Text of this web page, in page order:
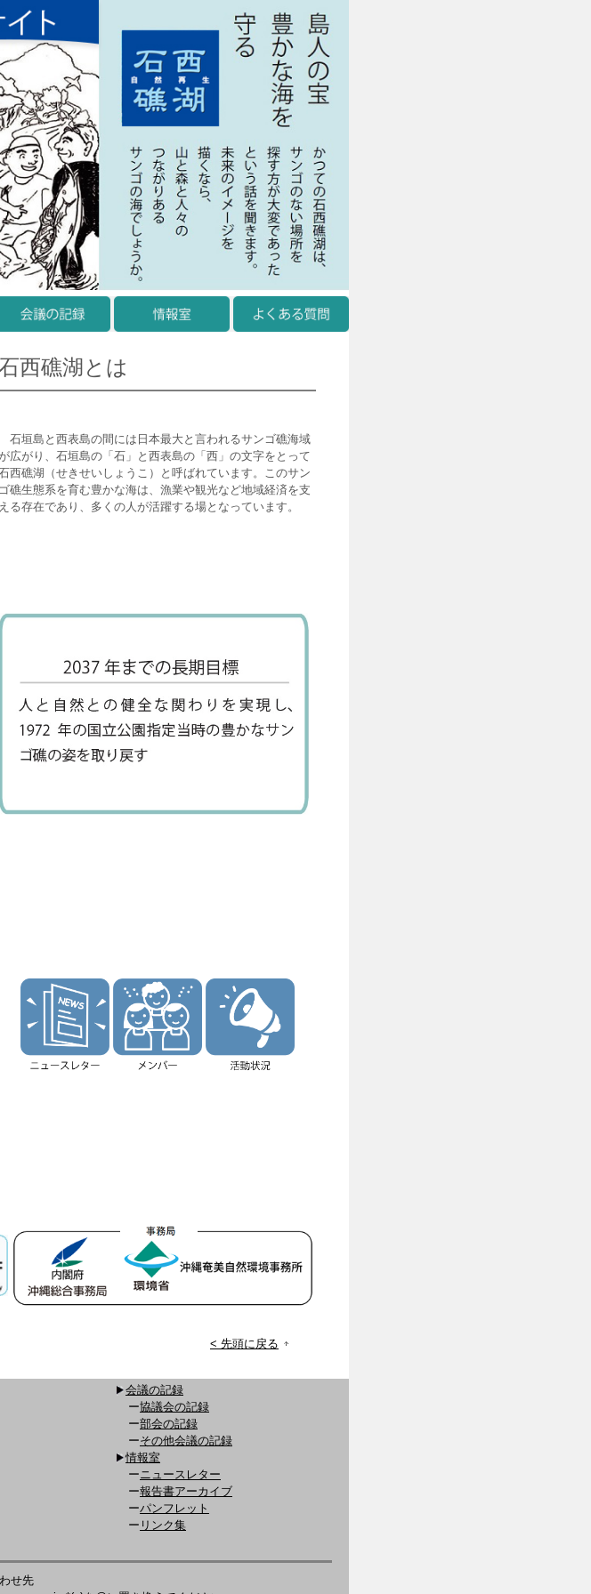
西礁湖とは
石垣島と西表島の間には日本最大と言われるサンゴ礁海域
が広がり、石垣島の「石」と西表島の「西」の文字をとって
西礁湖（せきせいしょうこ）と呼ばれています。このサン
ゴ礁生態系を育む豊かな海は、漁業や観光など地域経済を支
える存在であり、多くの人が活躍する場となっています。
< 先頭に戻る
会議の記録
ー協議会の記録
ー部会の記録
ーその他会議の記録
情報室
ーニュースレター
ー報告書アーカイブ
ーパンフレット
ー リンク集
せ先